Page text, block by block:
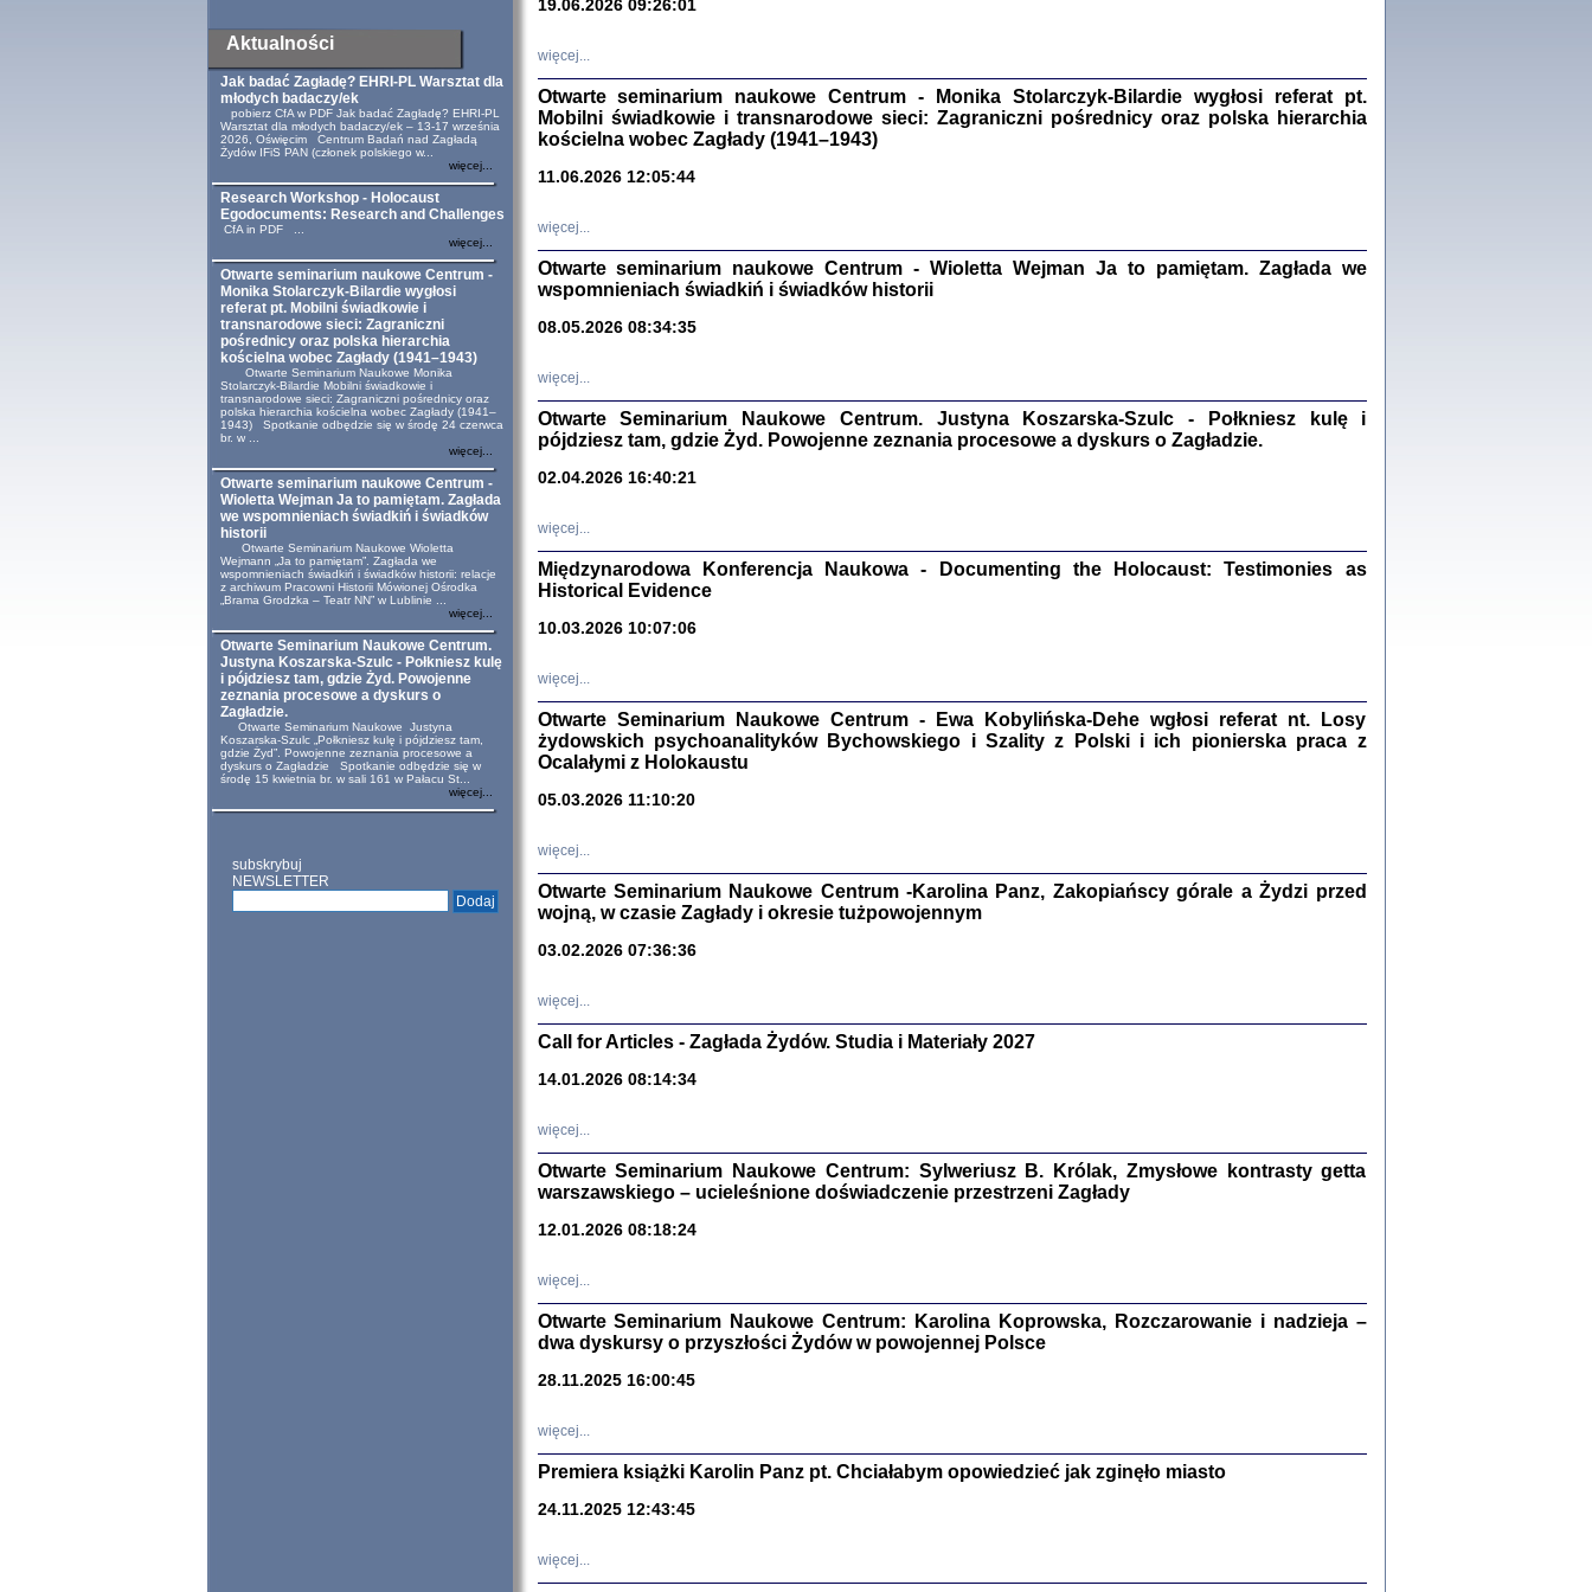
Aktualności
Jak badać Zagładę? EHRI-PL Warsztat dla
młodych badaczy/ek
pobierz CfA w PDF Jak badać Zagładę? EHRI-PL
Warsztat dla młodych badaczy/ek – 13-17 września
2026, Oświęcim Centrum Badań nad Zagładą
Żydów IFiS PAN (członek polskiego w...
więcej...
Research Workshop - Holocaust
Egodocuments: Research and Challenges
CfA in PDF ...
więcej...
Otwarte seminarium naukowe Centrum -
Monika Stolarczyk-Bilardie wygłosi
referat pt. Mobilni świadkowie i
transnarodowe sieci: Zagraniczni
pośrednicy oraz polska hierarchia
kościelna wobec Zagłady (1941–1943)
Otwarte Seminarium Naukowe Monika
Stolarczyk-Bilardie Mobilni świadkowie i
transnarodowe sieci: Zagraniczni pośrednicy oraz
polska hierarchia kościelna wobec Zagłady (1941–
1943) Spotkanie odbędzie się w środę 24 czerwca
br. w ...
więcej...
Otwarte seminarium naukowe Centrum -
Wioletta Wejman Ja to pamiętam. Zagłada
we wspomnieniach świadkiń i świadków
historii
Otwarte Seminarium Naukowe Wioletta
Wejmann „Ja to pamiętam”. Zagłada we
wspomnieniach świadkiń i świadków historii: relacje
z archiwum Pracowni Historii Mówionej Ośrodka
„Brama Grodzka – Teatr NN” w Lublinie ...
więcej...
Otwarte Seminarium Naukowe Centrum.
Justyna Koszarska-Szulc - Połkniesz kulę
i pójdziesz tam, gdzie Żyd. Powojenne
zeznania procesowe a dyskurs o
Zagładzie.
Otwarte Seminarium Naukowe Justyna
Koszarska-Szulc „Połkniesz kulę i pójdziesz tam,
gdzie Żyd”. Powojenne zeznania procesowe a
dyskurs o Zagładzie Spotkanie odbędzie się w
środę 15 kwietnia br. w sali 161 w Pałacu St...
więcej...
subskrybuj
NEWSLETTER
Warszawa 2022
Wagner Rózia
oprac. Aleksandra Bańkowska
oprac. Aleksandra Bańkowska, wstęp Jacek Leociak
Warszawa 2021
Zagłada Żydów.
Studia i Materiały
NIE WIEMY CO PRZYNIESIE NAM KOLEJNA GODZINA ...
Sewek Okonowski, oprac. Marta Janczewska
PISZĄCY TE SŁOWA JEST PRACOWNIKIEM
19.06.2026 09:26:01
więcej...
Otwarte seminarium naukowe Centrum - Monika Stolarczyk-Bilardie wygłosi referat pt.
Mobilni świadkowie i transnarodowe sieci: Zagraniczni pośrednicy oraz polska hierarchia
kościelna wobec Zagłady (1941–1943)
11.06.2026 12:05:44
więcej...
Otwarte seminarium naukowe Centrum - Wioletta Wejman Ja to pamiętam. Zagłada we
wspomnieniach świadkiń i świadków historii
08.05.2026 08:34:35
więcej...
Otwarte Seminarium Naukowe Centrum. Justyna Koszarska-Szulc - Połkniesz kulę i
pójdziesz tam, gdzie Żyd. Powojenne zeznania procesowe a dyskurs o Zagładzie.
02.04.2026 16:40:21
więcej...
Międzynarodowa Konferencja Naukowa - Documenting the Holocaust: Testimonies as
Historical Evidence
10.03.2026 10:07:06
więcej...
Otwarte Seminarium Naukowe Centrum - Ewa Kobylińska-Dehe wgłosi referat nt. Losy
żydowskich psychoanalityków Bychowskiego i Szality z Polski i ich pionierska praca z
Ocalałymi z Holokaustu
05.03.2026 11:10:20
więcej...
Otwarte Seminarium Naukowe Centrum -Karolina Panz, Zakopiańscy górale a Żydzi przed
wojną, w czasie Zagłady i okresie tużpowojennym
03.02.2026 07:36:36
więcej...
Call for Articles - Zagłada Żydów. Studia i Materiały 2027
14.01.2026 08:14:34
więcej...
Otwarte Seminarium Naukowe Centrum: Sylweriusz B. Królak, Zmysłowe kontrasty getta
warszawskiego – ucieleśnione doświadczenie przestrzeni Zagłady
12.01.2026 08:18:24
więcej...
Otwarte Seminarium Naukowe Centrum: Karolina Koprowska, Rozczarowanie i nadzieja –
dwa dyskursy o przyszłości Żydów w powojennej Polsce
28.11.2025 16:00:45
więcej...
Premiera książki Karolin Panz pt. Chciałabym opowiedzieć jak zginęło miasto
24.11.2025 12:43:45
więcej...